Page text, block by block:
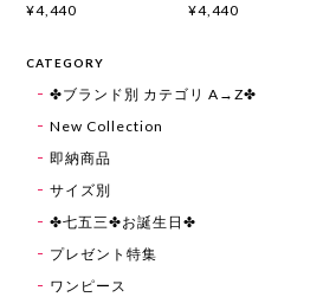
¥4,440
¥4,440
CATEGORY
✤ブランド別 カテゴリ A→Z✤
New Collection
即納商品
サイズ別
✤七五三✤お誕生日✤
プレゼント特集
ワンピース